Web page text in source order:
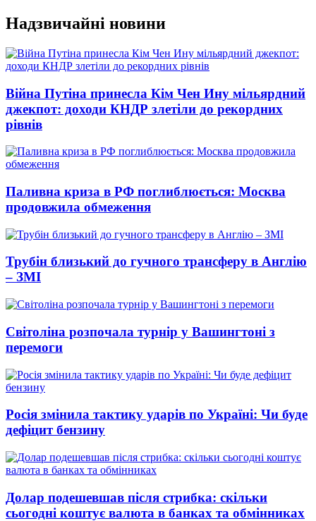
Перейти
до
вмісту
Надзвичайні новини
Війна Путіна принесла Кім Чен Ину мільярдний
джекпот: доходи КНДР злетіли до рекордних
рівнів
Паливна криза в РФ поглиблюється: Москва
продовжила обмеження
Трубін близький до гучного трансферу в Англію
– ЗМІ
Світоліна розпочала турнір у Вашингтоні з
перемоги
Росія змінила тактику ударів по Україні: Чи буде
дефіцит бензину
Долар подешевшав після стрибка: скільки
сьогодні коштує валюта в банках та обмінниках